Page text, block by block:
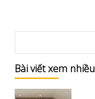
Bài viết xem nhiều